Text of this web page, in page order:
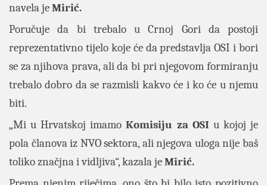
navela jeMirić.
Poručuje da bi trebalo u Crnoj Gori da postoji
reprezentativno tijelo koje će da predstavlja OSI i bori
se za njihova prava, ali da bi pri njegovom formiranju
trebalo dobro da se razmisli kakvo će i ko će u njemu
biti.
„Mi u Hrvatskoj imamoKomisiju za OSIu kojoj je
pola članova iz NVO sektora, ali njegova uloga nije baš
toliko značjna i vidljiva“, kazala jeMirić.